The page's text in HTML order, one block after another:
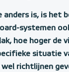
is, is het
systemen
hoe hoger de
situatie
richtlijnen